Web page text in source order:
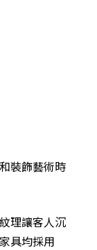
裝飾藝術時
理讓客人沉
具均採用